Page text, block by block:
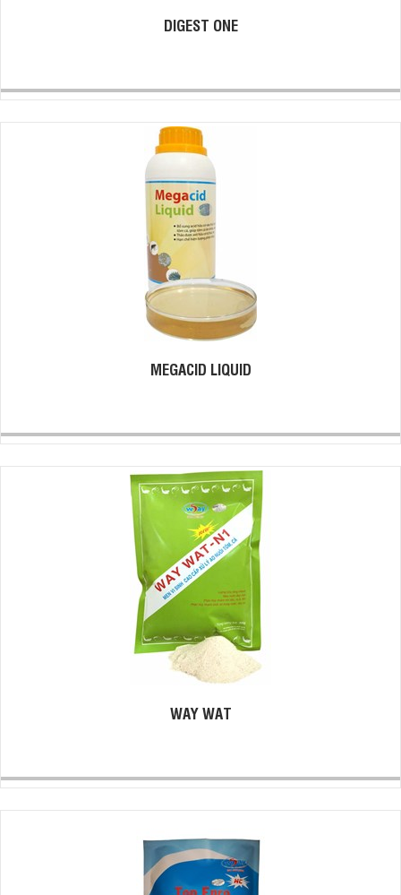
DIGEST ONE
MEGACID LIQUID
WAY WAT